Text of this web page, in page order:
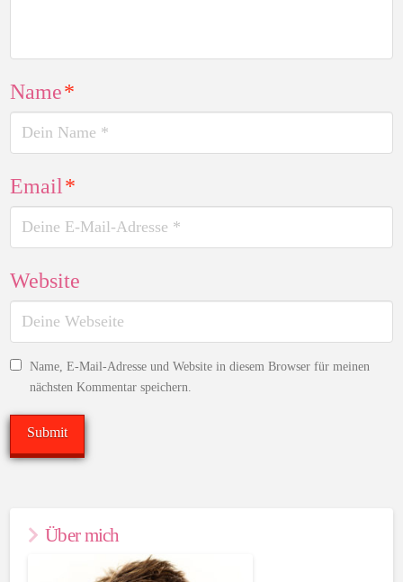
Name*
Email*
Website
Name, E-Mail-Adresse und Website in diesem Browser für meinen
nächsten Kommentar speichern.
Über mich